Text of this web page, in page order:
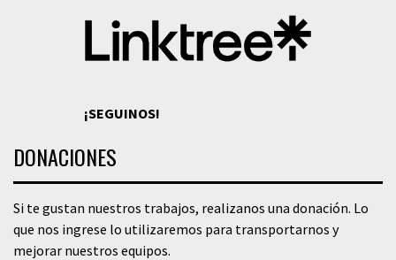
¡SEGUINOS!
DONACIONES
Si te gustan nuestros trabajos, realizanos una donación. Lo
que nos ingrese lo utilizaremos para transportarnos y
mejorar nuestros equipos.